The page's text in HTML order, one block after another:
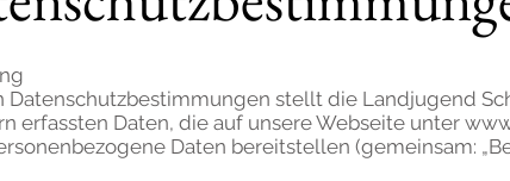
Datenschutzbestimmungen stellt die Landjugend
erfassten Daten, die auf unsere Webseite unter
Daten bereitstellen (gemeinsam: